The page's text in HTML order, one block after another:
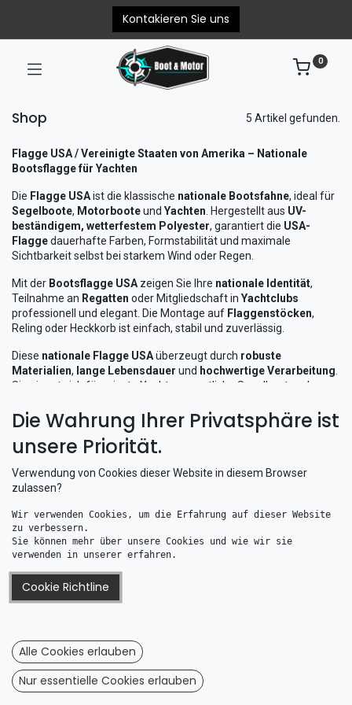
Kontakieren Sie uns
0
Shop 5 Artikel gefunden.
Flagge USA / Vereinigte Staaten von Amerika – Nationale
Bootsflagge für Yachten
Die Flagge USAist die klassische nationale Bootsfahne, ideal für
Segelboote, Motorbooteund Yachten . Hergestellt aus UV-
beständigem, wetterfestem Polyester, garantiert die USA-
Flaggedauerhafte Farben, Formstabilität und maximale
Sichtbarkeit selbst bei starkem Wind oder Regen.
Mit der Bootsflagge USA zeigen Sie Ihre nationale Identität,
Teilnahme an Regatten oder Mitgliedschaft in Yachtclubs
professionell und elegant. Die Montage auf Flaggenstöcken,
Reling oder Heckkorb ist einfach, stabil und zuverlässig.
Diese nationale Flagge USAüberzeugt durch robuste
Materialien, lange Lebensdauer und hochwertige Verarbeitung
Sie eignet sich für private Yachten, sportliche Segelboote oder
sichtbare Bootsflagge USAbenötigen.
Die Wahrung Ihrer Privatsphäre ist
unsere Priorität.
Verwendung von Cookies dieser Website in diesem Browser
zulassen?
Wir verwenden Cookies, um die Erfahrung auf dieser Website
zu verbessern.
Sie können mehr über unsere Cookies und wie wir sie
verwenden in unserer erfahren.
Cookie Richtline
Alle Cookies erlauben
Nur essentielle Cookies erlauben